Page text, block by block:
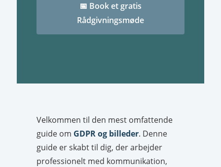
📅 Book et gratis
Rådgivningsmøde
Velkommen til den mest omfattende
guide om GDPR og billeder. Denne
guide er skabt til dig, der arbejder
professionelt med kommunikation,